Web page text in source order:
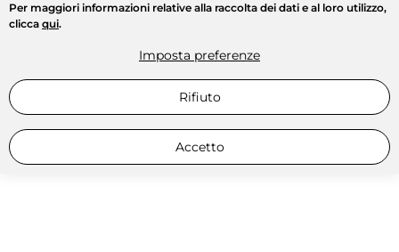
Per maggiori informazioni relative alla raccolta dei dati e al loro utilizzo,
clicca qui.
Imposta preferenze
Rifiuto
Accetto